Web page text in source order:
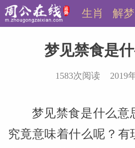
解梦
生肖
梦见禁食是
1583次阅读 2019
梦见禁食是什么意
究竟意味着什么呢？有